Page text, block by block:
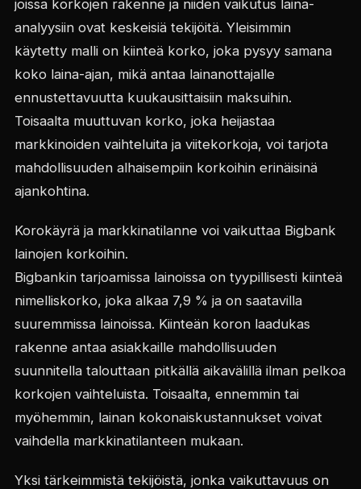
joissa korkojen rakenne ja niiden vaikutus laina-
analyysiin ovat keskeisiä tekijöitä. Yleisimmin
käytetty malli on kiinteä korko, joka pysyy samana
koko laina-ajan, mikä antaa lainanottajalle
ennustettavuutta kuukausittaisiin maksuihin.
Toisaalta muuttuvan korko, joka heijastaa
markkinoiden vaihteluita ja viitekorkoja, voi tarjota
mahdollisuuden alhaisempiin korkoihin erinäisinä
ajankohtina.
Korokäyrä ja markkinatilanne voi vaikuttaa Bigbank
lainojen korkoihin.
Bigbankin tarjoamissa lainoissa on tyypillisesti kiinteä
nimelliskorko, joka alkaa 7,9 % ja on saatavilla
suuremmissa lainoissa. Kiinteän koron laadukas
rakenne antaa asiakkaille mahdollisuuden
suunnitella talouttaan pitkällä aikavälillä ilman pelkoa
korkojen vaihteluista. Toisaalta, ennemmin tai
myöhemmin, lainan kokonaiskustannukset voivat
vaihdella markkinatilanteen mukaan.
Yksi tärkeimmistä tekijöistä, jonka vaikuttavuus on